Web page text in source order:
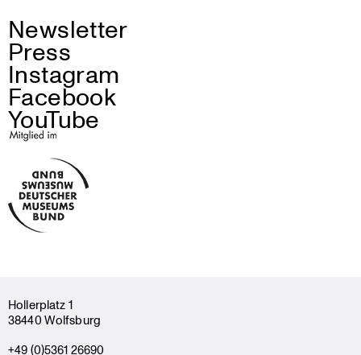
Newsletter
Press
Instagram
Facebook
YouTube
Holler­platz 1
38440 Wolfsburg
+49 (0)5361 26690